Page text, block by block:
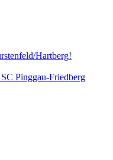
Hartberg!
Pinggau-Friedberg